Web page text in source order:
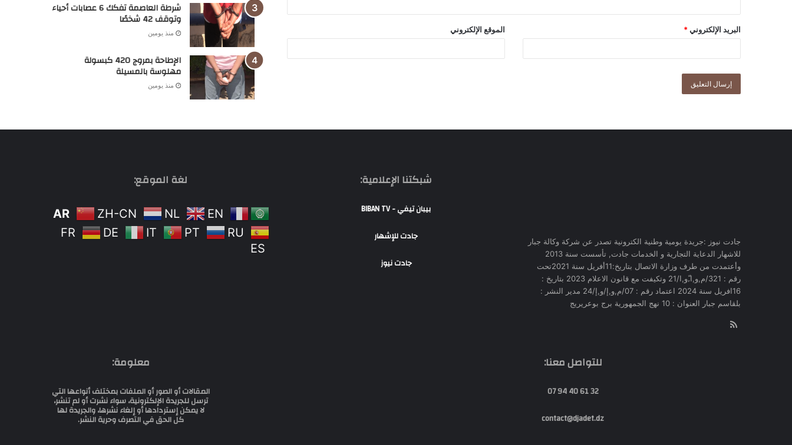
البريد الإلكتروني * الموقع الإلكتروني
شرطة العاصمة تفكك 6 عصابات أحياء
وتوقف 42 شخصًا
منذ يومين
الإطاحة بمروج 420 كبسولة
مهلوسة بالمسيلة
منذ يومين
جادت نيوز :جريدة يومية وطنية الكترونية تصدر عن شركة وكالة جبار
للاشهار الدعاية التجارية و الخدمات جادت, تأسست سنة 2013
وأعتمدت من طرف وزارة الاتصال بتاريخ:11أفريل سنة 2021تحت
رقم : 321/م,و,ا,ّو,ا/21 وتكيفت مع قانون الاعلام 2023 بتاريخ :
16افريل سنة 2024 اعتماد رقم : 07/م,و,إ/و,إ/24 مدير النشر :
بلقاسم جبار العنوان : 10 نهج الجمهورية برج بوعريريج
شبكتنا الإعلامية:
بيبان تيفي - BIBAN TV
جادت للإشهار
جادت نيوز
لغة الموقع:
AR ZH-CN NL
EN
FR
DE IT PT
RU
ES
للتواصل معنا:
32 61 40 94 07
contact@djadet.dz
معلومة:
المقالات أو الصور أو الملفات بمختلف أنواعها التي
ترسل للجريدة الإلكترونية، سواء نشرت أو لم تنشر،
لا يمكن إستردادها أو إلغاء نشرها، والجريدة لها
كل الحق في التصرف وحرية النشر.